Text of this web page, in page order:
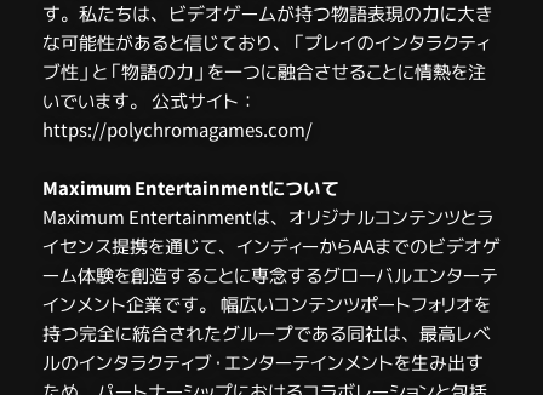
す。私たちは、ビデオゲームが持つ物語表現の力に大き
な可能性があると信じており、「プレイのインタラクティ
ブ性」と「物語の力」を一つに融合させることに情熱を注
いでいます。 公式サイト：
https://polychromagames.com/
Maximum Entertainmentについて
Maximum Entertainmentは、オリジナルコンテンツとラ
イセンス提携を通じて、インディーからAAまでのビデオゲ
ーム体験を創造することに専念するグローバルエンターテ
インメント企業です。 幅広いコンテンツポートフォリオを
持つ完全に統合されたグループである同社は、最高レベ
ルのインタラクティブ・エンターテインメントを生み出す